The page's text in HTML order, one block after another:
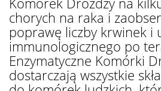
chorych na raka i
poprawę liczby krwinek i
immunologicznego po
Enzymatyczne Komórki
dostarczają wszystkie